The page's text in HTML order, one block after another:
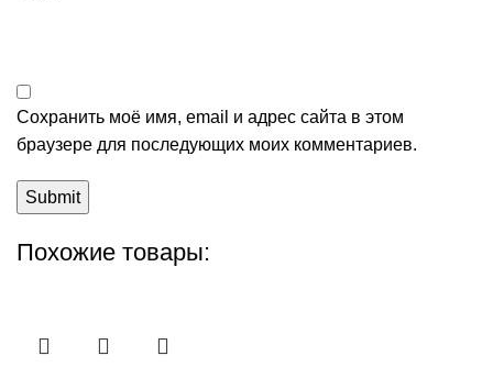
Сохранить моё имя, email и адрес сайта в этом
браузере для последующих моих комментариев.
Похожие товары: